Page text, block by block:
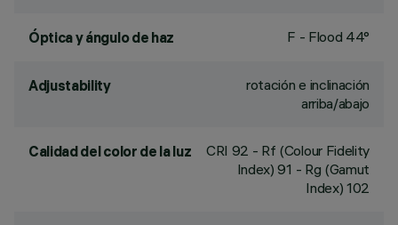
Óptica y ángulo de haz F - Flood 44°
Adjustability
rotación e inclinación
arriba/abajo
Calidad del color de la luz CRI 92 - Rf (Colour Fidelity
Index) 91 - Rg (Gamut
Index) 102